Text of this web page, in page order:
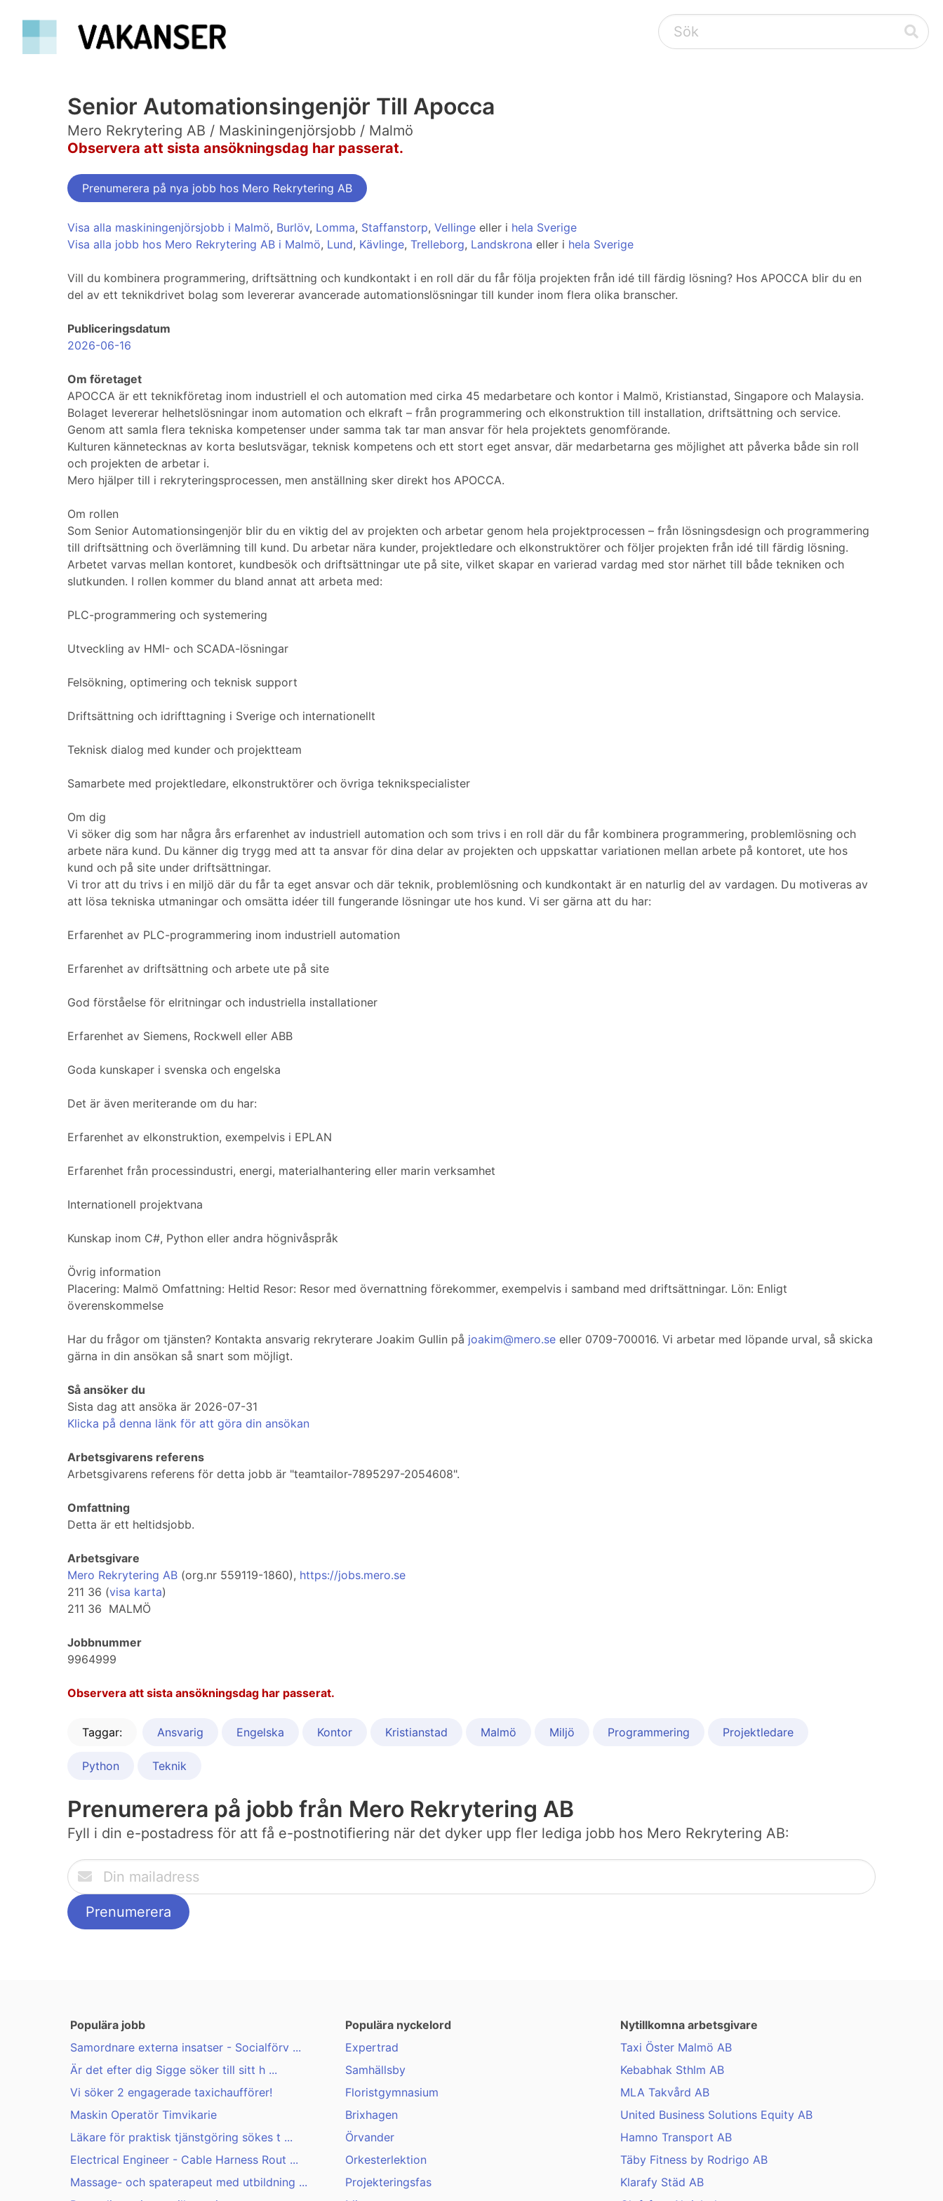
Senior Automationsingenjör Till Apocca
Mero Rekrytering AB / Maskiningenjörsjobb / Malmö
Observera att sista ansökningsdag har passerat.
Prenumerera på nya jobb hos Mero Rekrytering AB
Visa alla maskiningenjörsjobb i Malmö, Burlöv, Lomma, Staffanstorp, Vellinge eller i hela Sverige
Visa alla jobb hos Mero Rekrytering AB i Malmö, Lund, Kävlinge, Trelleborg, Landskrona eller i hela Sverige
Vill du kombinera programmering, driftsättning och kundkontakt i en roll där du får följa projekten från idé till färdig lösning? Hos APOCCA blir du en
del av ett teknikdrivet bolag som levererar avancerade automationslösningar till kunder inom flera olika branscher.
Publiceringsdatum
2026-06-16
Om företaget
APOCCA är ett teknikföretag inom industriell el och automation med cirka 45 medarbetare och kontor i Malmö, Kristianstad, Singapore och Malaysia.
Bolaget levererar helhetslösningar inom automation och elkraft – från programmering och elkonstruktion till installation, driftsättning och service.
Genom att samla flera tekniska kompetenser under samma tak tar man ansvar för hela projektets genomförande.
Kulturen kännetecknas av korta beslutsvägar, teknisk kompetens och ett stort eget ansvar, där medarbetarna ges möjlighet att påverka både sin roll
och projekten de arbetar i.
Mero hjälper till i rekryteringsprocessen, men anställning sker direkt hos APOCCA.
Om rollen
Som Senior Automationsingenjör blir du en viktig del av projekten och arbetar genom hela projektprocessen – från lösningsdesign och programmering
till driftsättning och överlämning till kund. Du arbetar nära kunder, projektledare och elkonstruktörer och följer projekten från idé till färdig lösning.
Arbetet varvas mellan kontoret, kundbesök och driftsättningar ute på site, vilket skapar en varierad vardag med stor närhet till både tekniken och
slutkunden. I rollen kommer du bland annat att arbeta med:
PLC-programmering och systemering
Utveckling av HMI- och SCADA-lösningar
Felsökning, optimering och teknisk support
Driftsättning och idrifttagning i Sverige och internationellt
Teknisk dialog med kunder och projektteam
Samarbete med projektledare, elkonstruktörer och övriga teknikspecialister
Om dig
Vi söker dig som har några års erfarenhet av industriell automation och som trivs i en roll där du får kombinera programmering, problemlösning och
arbete nära kund. Du känner dig trygg med att ta ansvar för dina delar av projekten och uppskattar variationen mellan arbete på kontoret, ute hos
kund och på site under driftsättningar.
Vi tror att du trivs i en miljö där du får ta eget ansvar och där teknik, problemlösning och kundkontakt är en naturlig del av vardagen. Du motiveras av
att lösa tekniska utmaningar och omsätta idéer till fungerande lösningar ute hos kund. Vi ser gärna att du har:
Erfarenhet av PLC-programmering inom industriell automation
Erfarenhet av driftsättning och arbete ute på site
God förståelse för elritningar och industriella installationer
Erfarenhet av Siemens, Rockwell eller ABB
Goda kunskaper i svenska och engelska
Det är även meriterande om du har:
Erfarenhet av elkonstruktion, exempelvis i EPLAN
Erfarenhet från processindustri, energi, materialhantering eller marin verksamhet
Internationell projektvana
Kunskap inom C#, Python eller andra högnivåspråk
Övrig information
Placering: Malmö Omfattning: Heltid Resor: Resor med övernattning förekommer, exempelvis i samband med driftsättningar. Lön: Enligt
överenskommelse
Har du frågor om tjänsten? Kontakta ansvarig rekryterare Joakim Gullin på joakim@mero.se eller 0709-700016. Vi arbetar med löpande urval, så skicka
gärna in din ansökan så snart som möjligt.
Så ansöker du
Sista dag att ansöka är 2026-07-31
Klicka på denna länk för att göra din ansökan
Arbetsgivarens referens
Arbetsgivarens referens för detta jobb är "teamtailor-7895297-2054608".
Omfattning
Detta är ett heltidsjobb.
Arbetsgivare
Mero Rekrytering AB (org.nr 559119-1860), https://jobs.mero.se
211 36 (visa karta)
211 36 MALMÖ
Jobbnummer
9964999
Observera att sista ansökningsdag har passerat.
Taggar: Ansvarig Engelska Kontor Kristianstad Malmö Miljö Programmering Projektledare
Python Teknik
Prenumerera på jobb från Mero Rekrytering AB
Fyll i din e-postadress för att få e-postnotifiering när det dyker upp fler lediga jobb hos Mero Rekrytering AB:
Populära jobb
Samordnare externa insatser - Socialförv ...
Är det efter dig Sigge söker till sitt h ...
Vi söker 2 engagerade taxichaufförer!
Maskin Operatör Timvikarie
Läkare för praktisk tjänstgöring sökes t ...
Electrical Engineer - Cable Harness Rout ...
Massage- och spaterapeut med utbildning ...
Populära nyckelord
Expertrad
Samhällsby
Floristgymnasium
Brixhagen
Örvander
Orkesterlektion
Projekteringsfas
Nytillkomna arbetsgivare
Taxi Öster Malmö AB
Kebabhak Sthlm AB
MLA Takvård AB
United Business Solutions Equity AB
Hamno Transport AB
Täby Fitness by Rodrigo AB
Klarafy Städ AB